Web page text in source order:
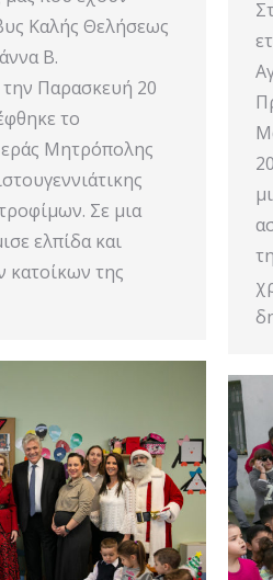
Καλής Θελήσεως
Β.
την Παρασκευή 20
το
Μητρόπολης
Σε μια
ελπίδα και
κατοίκων της